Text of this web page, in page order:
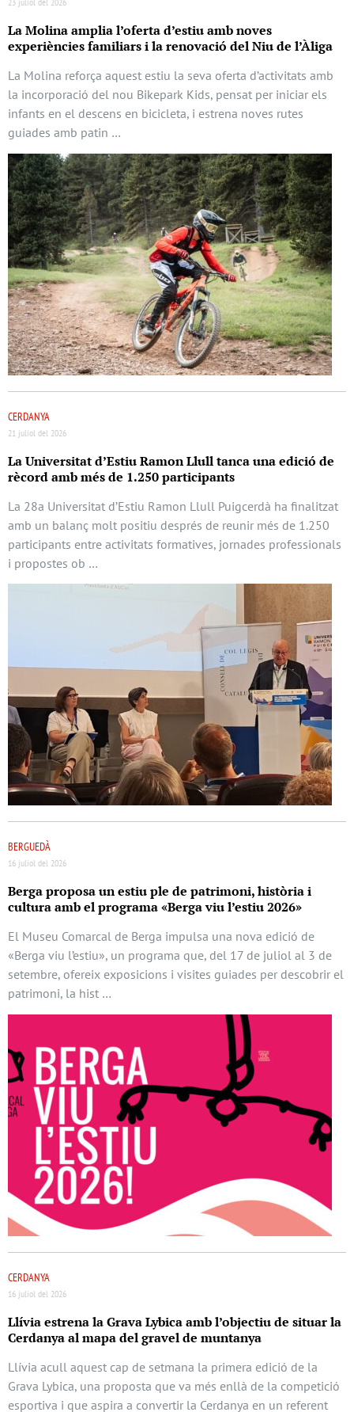
La Molina amplia l’oferta d’estiu amb noves
experiències familiars i la renovació del Niu de l’Àliga
La Molina reforça aquest estiu la seva oferta d’activitats amb
la incorporació del nou Bikepark Kids, pensat per iniciar els
infants en el descens en bicicleta, i estrena noves rutes
guiades amb patin …
CERDANYA
21 juliol del 2026
La Universitat d’Estiu Ramon Llull tanca una edició de
rècord amb més de 1.250 participants
La 28a Universitat d’Estiu Ramon Llull Puigcerdà ha finalitzat
amb un balanç molt positiu després de reunir més de 1.250
participants entre activitats formatives, jornades professionals
i propostes ob …
BERGUEDÀ
16 juliol del 2026
Berga proposa un estiu ple de patrimoni, història i
cultura amb el programa «Berga viu l’estiu 2026»
El Museu Comarcal de Berga impulsa una nova edició de
«Berga viu l’estiu», un programa que, del 17 de juliol al 3 de
setembre, ofereix exposicions i visites guiades per descobrir el
patrimoni, la hist …
CERDANYA
16 juliol del 2026
Llívia estrena la Grava Lybica amb l’objectiu de situar la
Cerdanya al mapa del gravel de muntanya
Llívia acull aquest cap de setmana la primera edició de la
Grava Lybica, una proposta que va més enllà de la competició
esportiva i que aspira a convertir la Cerdanya en un referent